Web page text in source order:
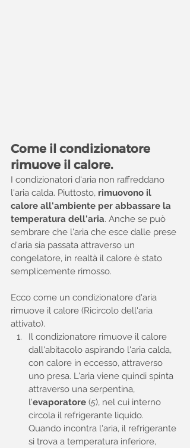
Come il condizionatore
rimuove il calore.
I condizionatori d'aria non raffreddano
l'aria calda. Piuttosto, rimuovono il
calore all'ambiente per abbassare la
temperatura dell'aria. Anche se può
sembrare che l'aria che esce dalle prese
d'aria sia passata attraverso un
congelatore, in realtà il calore è stato
semplicemente rimosso.
Ecco come un condizionatore d'aria
rimuove il calore (Ricircolo dell'aria
attivato).
Il condizionatore rimuove il calore
dall'abitacolo aspirando l'aria calda,
con calore in eccesso, attraverso
uno presa. L'aria viene quindi spinta
attraverso una serpentina,
l'evaporatore (5), nel cui interno
circola il refrigerante liquido.
Quando incontra l'aria, il refrigerante
si trova a temperatura inferiore,